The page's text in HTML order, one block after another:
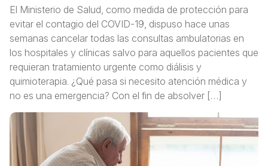
El Ministerio de Salud, como medida de protección para
evitar el contagio del COVID-19, dispuso hace unas
semanas cancelar todas las consultas ambulatorias en
los hospitales y clínicas salvo para aquellos pacientes que
requieran tratamiento urgente como diálisis y
quimioterapia. ¿Qué pasa si necesito atención médica y
no es una emergencia? Con el fin de absolver […]